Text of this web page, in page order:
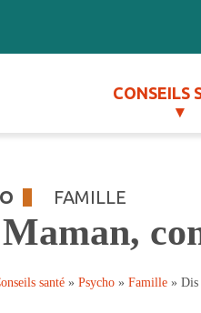
CONSEILS
FAMILLE
santé »Psycho »Famille »Dis